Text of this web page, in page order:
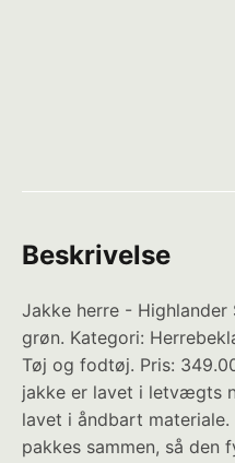
Beskrivelse
Jakke herre -
grøn. Kategori:
Tøj og fodtøj. Pris:
jakke er lavet i letvægts
lavet i åndbart
pakkes sammen, så den